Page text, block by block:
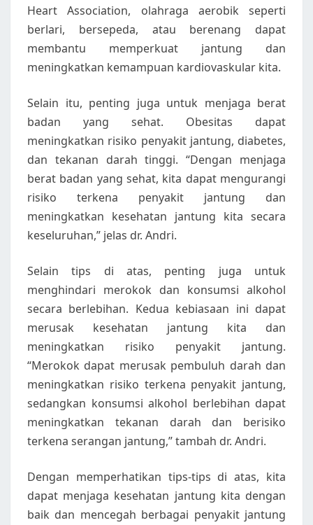
Heart Association, olahraga aerobik seperti
berlari, bersepeda, atau berenang dapat
membantu memperkuat jantung dan
meningkatkan kemampuan kardiovaskular kita.
Selain itu, penting juga untuk menjaga berat
badan yang sehat. Obesitas dapat
meningkatkan risiko penyakit jantung, diabetes,
dan tekanan darah tinggi. “Dengan menjaga
berat badan yang sehat, kita dapat mengurangi
risiko terkena penyakit jantung dan
meningkatkan kesehatan jantung kita secara
keseluruhan,” jelas dr. Andri.
Selain tips di atas, penting juga untuk
menghindari merokok dan konsumsi alkohol
secara berlebihan. Kedua kebiasaan ini dapat
merusak kesehatan jantung kita dan
meningkatkan risiko penyakit jantung.
“Merokok dapat merusak pembuluh darah dan
meningkatkan risiko terkena penyakit jantung,
sedangkan konsumsi alkohol berlebihan dapat
meningkatkan tekanan darah dan berisiko
terkena serangan jantung,” tambah dr. Andri.
Dengan memperhatikan tips-tips di atas, kita
dapat menjaga kesehatan jantung kita dengan
baik dan mencegah berbagai penyakit jantung